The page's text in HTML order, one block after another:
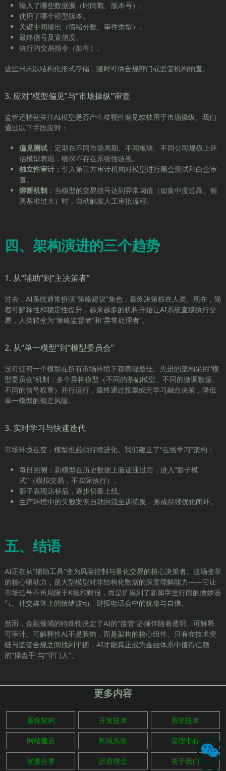
输入了哪些数据源（时间戳、版本号）。
使用了哪个模型版本。
关键中间输出（情绪分数、事件类型）。
最终信号及置信度。
执行的交易指令（如有）。
这些日志以结构化形式存储，随时可供合规部门或监管机构抽查。
3. 应对“模型偏见”与“市场操纵”审查
监管还特别关注AI模型是否产生歧视性偏见或被用于市场操纵。我们
通过以下手段应对：
偏见测试：定期在不同市场周期、不同板块、不同公司规模上评
估模型表现，确保不存在系统性歧视。
独立性审计：引入第三方审计机构对模型进行黑盒测试和白盒审
查。
熔断机制：当模型的交易信号达到异常阈值（如集中度过高、偏
离基准过大）时，自动触发人工审批流程。
四、架构演进的三个趋势
1. 从“辅助”到“主决策者”
过去，AI系统通常扮演“策略建议”角色，最终决策权在人类。现在，随
着可解释性和稳定性提升，越来越多的机构开始让AI系统直接执行交
易，人类转变为“策略监督者”和“异常处理者”。
2. 从“单一模型”到“模型委员会”
没有任何一个模型在所有市场环境下都表现最佳。先进的架构采用“模
型委员会”机制：多个异构模型（不同的基础模型、不同的微调数据、
不同的信号权重）并行运行，最终通过投票或元学习融合决策，降低
单一模型的偏差风险。
3. 实时学习与快速迭代
市场环境在变，模型也必须持续进化。我们建立了“在线学习”架构：
每日回测：新模型在历史数据上验证通过后，进入“影子模
式”（模拟交易，不实际执行）。
影子表现达标后，逐步切量上线。
生产环境中的失败案例自动回流至训练集，形成持续优化闭环。
五、结语
AI正在从“辅助工具”变为风险控制与量化交易的核心决策者。这场变革
的核心驱动力，是大型模型对非结构化数据的深度理解能力——它让
市场信号不再局限于K线和财报，而是扩展到了新闻字里行间的微妙语
气、社交媒体上的情绪波动、财报电话会中的犹豫与自信。
然而，金融领域的特殊性决定了AI的“接管”必须伴随着透明、可解释、
可审计。可解释性AI不是装饰，而是架构的核心组件。只有在技术突
破与监管合规之间找到平衡，AI才能真正成为金融体系中值得信赖
的“操盘手”与“守门人”。
MORE
更多内容
系统架构 开发技术 系统技术
网站建设 私域系统 管理中心
资源分享 品质理念 关于我们